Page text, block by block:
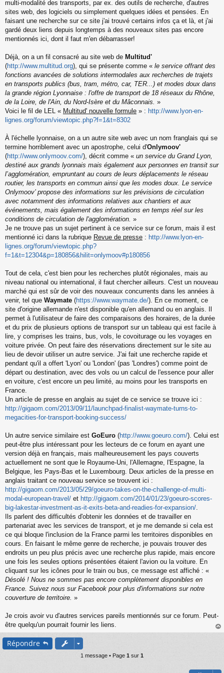
s
s
a
g
e
n
n
u
multi-modalité des transports, par ex. des outils de recherche, d'autres
sites web, des logiciels ou simplement quelques idées et pensées. En
faisant une recherche sur ce site j'ai trouvé certains infos ça et là, et j'ai
gardé deux liens depuis longtemps à des nouveaux sites pas encore
mentionnés ici, dont il faut m'en débarrasser!
Déjà, on a un fil consacré au site web de Multitud'
(http://www.multitud.org), qui se présente comme « le service offrant des
fonctions avancées de solutions intermodales aux recherches de trajets
en transports publics (bus, tram, métro, car, TER...) et modes doux dans
la grande région Lyonnaise : l'offre de transport de 18 réseaux du Rhône,
de la Loire, de l'Ain, du Nord-Isère et du Mâconnais. »
Voici le fil de LEL « Multitud' nouvelle formule » : http://www.lyon-en-
lignes.org/forum/viewtopic.php?f=1&t=8302
À l'échelle lyonnaise, on a un autre site web avec un nom franglais qui se
termine horriblement avec un apostrophe, celui d'Onlymoov'
(http://www.onlymoov.com/), décrit comme « un service du Grand Lyon,
destiné aux grands lyonnais mais également aux personnes en transit sur
l’agglomération, empruntant au cours de leurs déplacements le réseau
routier, les transports en commun ainsi que les modes doux. Le service
Onlymoov’ propose des informations sur les prévisions de circulation
avec notamment des informations relatives aux chantiers et aux
événements, mais également des informations en temps réel sur les
conditions de circulation de l'agglomération. »
Je ne trouve pas un sujet pertinent à ce service sur ce forum, mais il est
mentionné ici dans la rubrique Revue de presse : http://www.lyon-en-
lignes.org/forum/viewtopic.php?
f=1&t=12304&p=180856&hilit=onlymoov#p180856
Tout de cela, c'est bien pour les recherches plutôt régionales, mais au
niveau national ou international, il faut chercher ailleurs. C'est un nouveau
marché qui est sûr de voir des nouveaux concurrents dans les années à
venir, tel que Waymate (https://www.waymate.de/). En ce moment, ce
site d'origine allemande n'est disponible qu'en allemand ou en anglais. Il
permet à l'utilisateur de faire des comparaisons des horaires, de la durée
et du prix de plusieurs options de transport sur un tableau qui est facile à
lire, y comprises les trains, bus, vols, le covoiturage ou les voyages en
voiture privée. On peut faire des réservations directement sur le site au
lieu de devoir utiliser un autre service. J'ai fait une recherche rapide et
pendant qu'il a offert 'Lyon' ou 'London' (pas 'Londres') comme point de
départ ou destination, avec des vols ou un calcul de l'essence pour aller
en voiture, c'est encore un peu limité, au moins pour les transports en
France.
Un article de presse en anglais au sujet de ce service se trouve ici :
http://gigaom.com/2013/09/11/launchpad-finalist-waymate-turns-to-
megacities-for-transport-booking-success/
Un autre service similaire est GoEuro (http://www.goeuro.com/). Celui est
peut-être plus intéressant pour les lecteurs de ce forum en ayant une
version déjà en français, mais malheureusement les pays couverts
actuellement ne sont que le Royaume-Uni, l'Allemagne, l'Espagne, la
Belgique, les Pays-Bas et le Luxembourg. Deux articles de la presse en
anglais traitant ce nouveau service se trouvent ici :
http://gigaom.com/2013/05/29/goeuro-takes-on-the-challenge-of-multi-
modal-european-travel/ et http://gigaom.com/2014/01/23/goeuro-scores-
big-lakestar-investment-as-it-exits-beta-and-readies-for-expansion/.
Ils parlent des difficultés d'obtenir les données et de travailler en
partenariat avec les services de transport, et je me demande si cela est
ce qui bloque l'inclusion de la France parmi les territoires disponibles en
cours. En faisant le même genre de recherche, je pouvais trouver des
endroits un peu plus précis avec une recherche plus rapide, mais encore
une fois les seules options présentées étaient l'avion ou la voiture. En
cliquant sur les icônes pour le train ou bus, ce message est affiché : «
Désolé ! Nous ne sommes pas encore complètement disponibles en
France. Suivez nous sur Facebook pour plus d'informations sur notre
couverture de territoire. »
Je crois avoir vu d'autres services pareils mentionnés sur ce forum. Peut-
être quelqu'un pourrait fournir les liens.
au
Répondre
1 message • Page 1 sur 1